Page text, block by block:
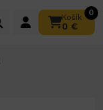
Košík
0
0 €